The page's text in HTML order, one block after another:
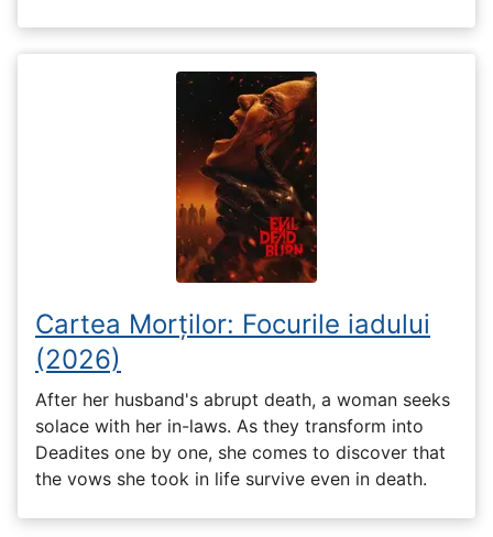
Cartea Morților: Focurile iadului
(2026)
After her husband's abrupt death, a woman seeks
solace with her in-laws. As they transform into
Deadites one by one, she comes to discover that
the vows she took in life survive even in death.